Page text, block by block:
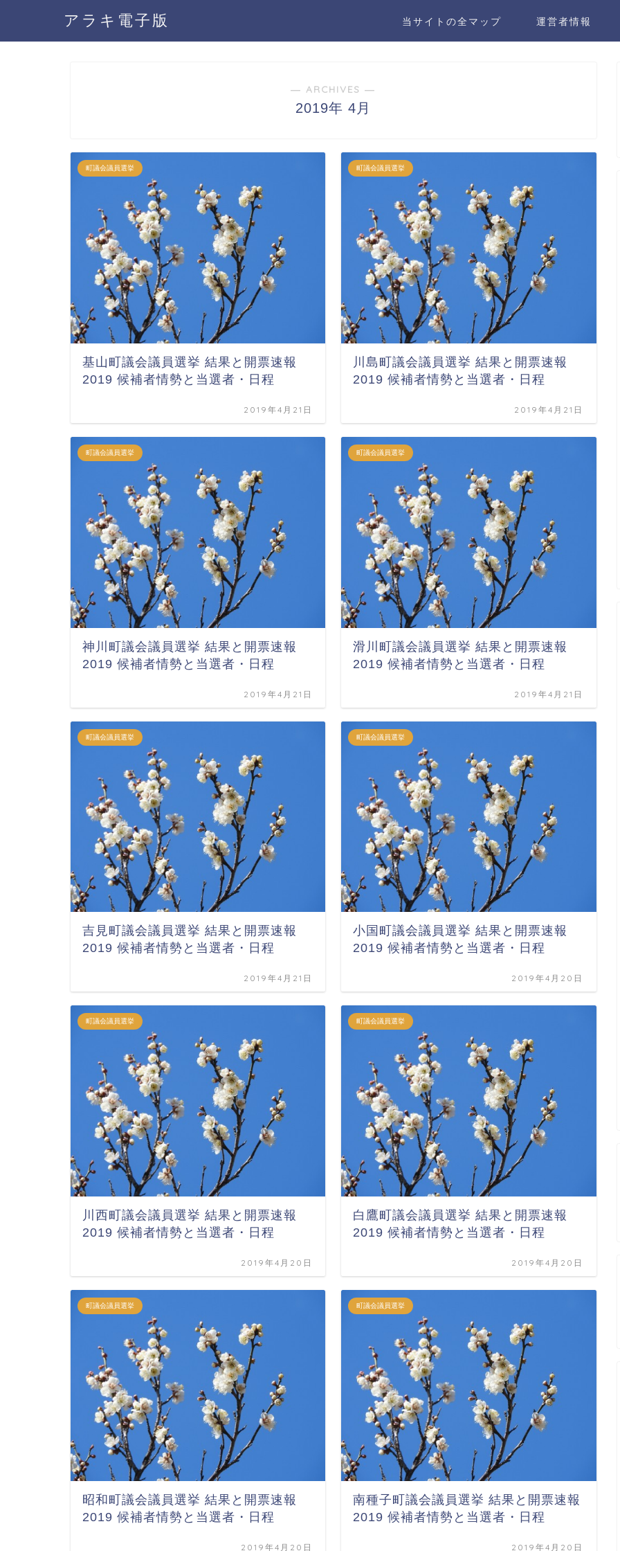
アラキ電子版 当サイトの全マップ 運営者情報
― ARCHIVES ―
2019年 4月
町議会議員選挙
基山町議会議員選挙 結果と開票速報
2019 候補者情勢と当選者・日程
2019年4月21日
町議会議員選挙
川島町議会議員選挙 結果と開票速報
2019 候補者情勢と当選者・日程
2019年4月21日
町議会議員選挙
神川町議会議員選挙 結果と開票速報
2019 候補者情勢と当選者・日程
2019年4月21日
町議会議員選挙
滑川町議会議員選挙 結果と開票速報
2019 候補者情勢と当選者・日程
2019年4月21日
町議会議員選挙
吉見町議会議員選挙 結果と開票速報
2019 候補者情勢と当選者・日程
2019年4月21日
町議会議員選挙
小国町議会議員選挙 結果と開票速報
2019 候補者情勢と当選者・日程
2019年4月20日
町議会議員選挙
川西町議会議員選挙 結果と開票速報
2019 候補者情勢と当選者・日程
2019年4月20日
町議会議員選挙
白鷹町議会議員選挙 結果と開票速報
2019 候補者情勢と当選者・日程
2019年4月20日
町議会議員選挙
昭和町議会議員選挙 結果と開票速報
2019 候補者情勢と当選者・日程
2019年4月20日
町議会議員選挙
南種子町議会議員選挙 結果と開票速報
2019 候補者情勢と当選者・日程
2019年4月20日